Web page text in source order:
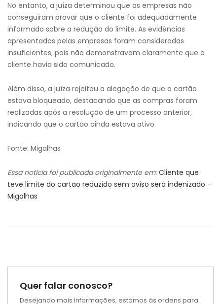
No entanto, a juíza determinou que as empresas não
conseguiram provar que o cliente foi adequadamente
informado sobre a redução do limite. As evidências
apresentadas pelas empresas foram consideradas
insuficientes, pois não demonstravam claramente que o
cliente havia sido comunicado.
Além disso, a juíza rejeitou a alegação de que o cartão
estava bloqueado, destacando que as compras foram
realizadas após a resolução de um processo anterior,
indicando que o cartão ainda estava ativo.
Fonte: Migalhas
Essa notícia foi publicada originalmente em: Cliente que
teve limite do cartão reduzido sem aviso será indenizado –
Migalhas
Quer falar conosco?
Desejando mais informações, estamos às ordens para